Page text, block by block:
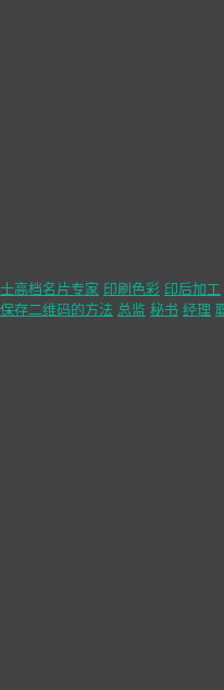
高档名片专家 印刷色彩 印后加工
存二维码的方法 总监 秘书 经理